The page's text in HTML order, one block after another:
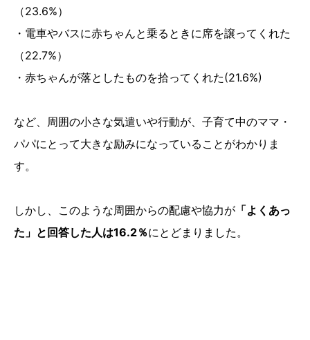
（23.6%）
・電車やバスに赤ちゃんと乗るときに席を譲ってくれた
（22.7%）
・赤ちゃんが落としたものを拾ってくれた(21.6%)
など、周囲の小さな気遣いや行動が、子育て中のママ・
パパにとって大きな励みになっていることがわかりま
す。
しかし、このような周囲からの配慮や協力が 「よくあっ
た」と回答した人は16.2％にとどまりました。